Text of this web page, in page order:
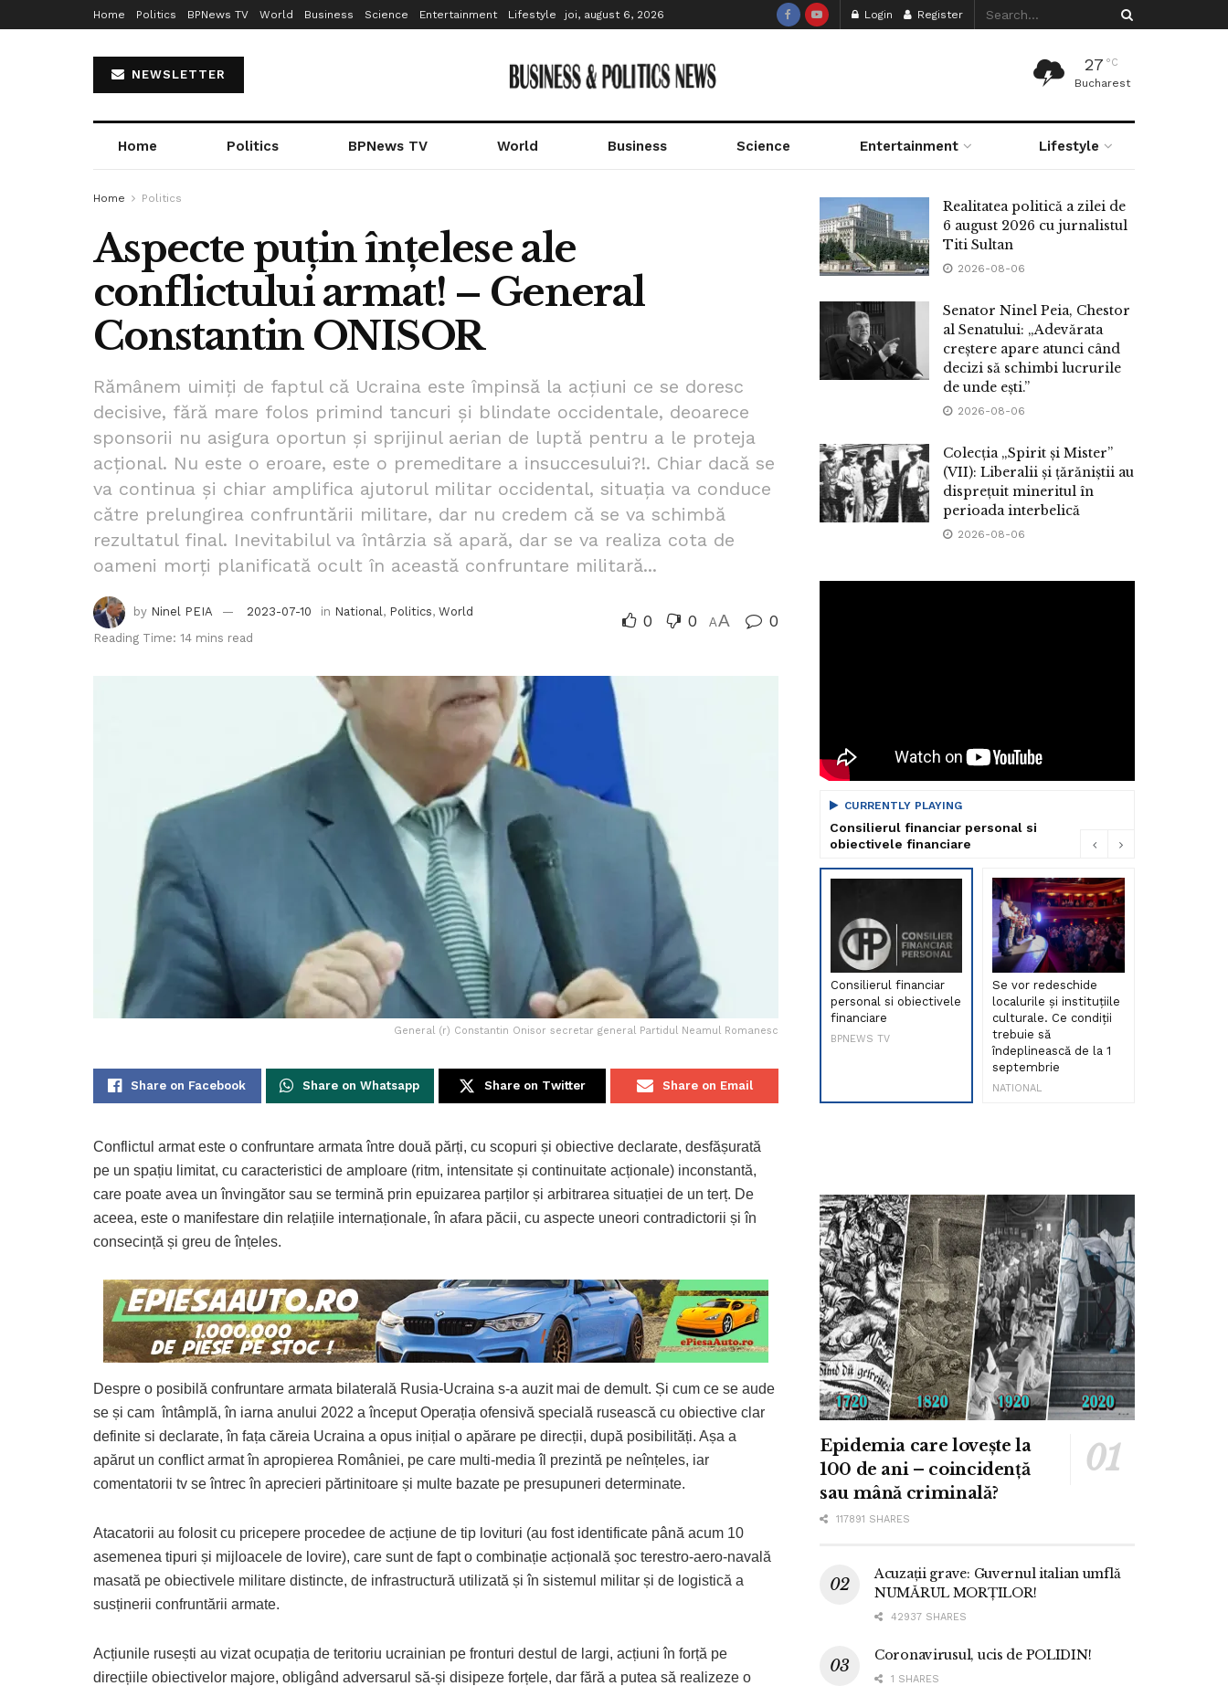
Home Politics BPNews TV World Business Science Entertainment Lifestyle joi, august 6, 2026 Login Register
NEWSLETTER
27 °C
Bucharest
Home Politics BPNews TV World Business Science Entertainment Lifestyle
Home Politics
Aspecte puțin înțelese ale
conflictului armat! – General
Constantin ONISOR
Rămânem uimiți de faptul că Ucraina este împinsă la acțiuni ce se doresc
decisive, fără mare folos primind tancuri și blindate occidentale, deoarece
sponsorii nu asigura oportun și sprijinul aerian de luptă pentru a le proteja
acțional. Nu este o eroare, este o premeditare a insuccesului?!. Chiar dacă se
va continua și chiar amplifica ajutorul militar occidental, situația va conduce
către prelungirea confruntării militare, dar nu credem că se va schimbă
rezultatul final. Inevitabilul va întârzia să apară, dar se va realiza cota de
oameni morți planificată ocult în această confruntare militară...
by Ninel PEIA 2023-07-10 in National , Politics, World
Reading Time: 14 mins read
0 0 AA 0
General (r) Constantin Onisor secretar general Partidul Neamul Romanesc
Share on Facebook Share on Whatsapp Share on Twitter Share on Email
Conflictul armat este o confruntare armata între două părți, cu scopuri și obiective declarate, desfășurată
pe un spațiu limitat, cu caracteristici de amploare (ritm, intensitate și continuitate acționale) inconstantă,
care poate avea un învingător sau se termină prin epuizarea parților și arbitrarea situației de un terț. De
aceea, este o manifestare din relațiile internaționale, în afara păcii, cu aspecte uneori contradictorii și în
consecință și greu de înțeles.
Despre o posibilă confruntare armata bilaterală Rusia-Ucraina s-a auzit mai de demult. Și cum ce se aude
se și cam întâmplă, în iarna anului 2022 a început Operația ofensivă specială rusească cu obiective clar
definite si declarate, în fața căreia Ucraina a opus inițial o apărare pe direcții, după posibilități. Așa a
apărut un conflict armat în apropierea României, pe care multi-media îl prezintă pe neînțeles, iar
comentatorii tv se întrec în aprecieri părtinitoare și multe bazate pe presupuneri determinate.
Atacatorii au folosit cu pricepere procedee de acțiune de tip lovituri (au fost identificate până acum 10
asemenea tipuri și mijloacele de lovire), care sunt de fapt o combinație acțională șoc terestro-aero-navală
masată pe obiectivele militare distincte, de infrastructură utilizată și în sistemul militar și de logistică a
susținerii confruntării armate.
Acțiunile rusești au vizat ocupația de teritoriu ucrainian pe fronturi destul de largi, acțiuni în forță pe
direcțiile obiectivelor majore, obligând adversarul să-și disipeze forțele, dar fără a putea să realizeze o
Realitatea politică a zilei de
6 august 2026 cu jurnalistul
Titi Sultan
2026-08-06
Senator Ninel Peia, Chestor
al Senatului: „Adevărata
creștere apare atunci când
decizi să schimbi lucrurile
de unde ești.”
2026-08-06
Colecția „Spirit și Mister”
(VII): Liberalii și țărăniștii au
disprețuit mineritul în
perioada interbelică
2026-08-06
CURRENTLY PLAYING
Consilierul financiar personal si
obiectivele financiare
Consilierul financiar
personal si obiectivele
financiare
BPNEWS TV
Se vor redeschide
localurile și instituțiile
culturale. Ce condiții
trebuie să
îndeplinească de la 1
septembrie
NATIONAL
Epidemia care lovește la
100 de ani – coincidență
sau mână criminală?
117891 SHARES
Acuzații grave: Guvernul italian umflă
NUMĂRUL MORȚILOR!
42937 SHARES
Coronavirusul, ucis de POLIDIN!
1 SHARES